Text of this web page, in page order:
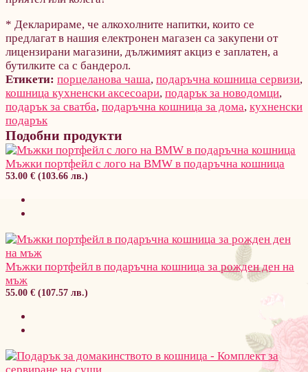
* Декларираме, че алкохолните напитки, които се
предлагат в нашия електронен магазен са закупени от
лицензирани магазини, дължимият акциз е заплатен, а
бутилките са с бандерол.
Етикети: порцеланова чаша, подаръчна кошница сервизи,
кошница кухненски аксесоари, подарък за новодомци,
подарък за сватба, подаръчна кошница за дома, кухненски
подарък
Подобни продукти
Мъжки портфейл с лого на BMW в подаръчна кошница
53.00 € (103.66 лв.)
Мъжки портфейл в подаръчна кошница за рожден ден на
мъж
55.00 € (107.57 лв.)